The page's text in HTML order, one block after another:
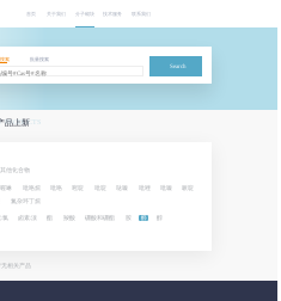
首页 关于我们 分子砌块 技术服务 联系我们
索
批量搜索
Search
PRODUCTS
品上新
其他化合物
啉 吡咯烷 吡咯 嘧啶 哒嗪 吡唑 吡嗪
氮杂环丁烷
:氯 卤素:溴 酯 羧酸 硼酸和硼酯 胺 醛
无相关产品